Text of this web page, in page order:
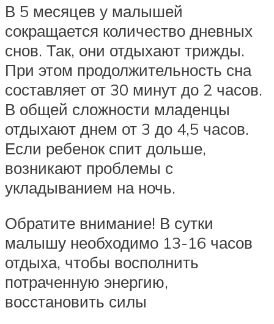
В 5 месяцев у малышей
сокращается количество дневных
снов. Так, они отдыхают трижды.
При этом продолжительность сна
составляет от 30 минут до 2 часов.
В общей сложности младенцы
отдыхают днем от 3 до 4,5 часов.
Если ребенок спит дольше,
возникают проблемы с
укладыванием на ночь.
Обратите внимание! В сутки
малышу необходимо 13-16 часов
отдыха, чтобы восполнить
потраченную энергию,
восстановить силы